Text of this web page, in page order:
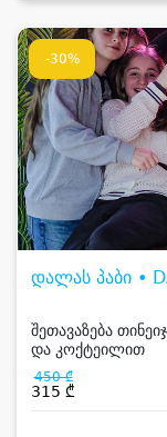
-30%
დალას პაბი •
შეთავაზება
და კოქტეილით
450 ₾
315 ₾